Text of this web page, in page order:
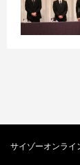
サイゾーオンライ